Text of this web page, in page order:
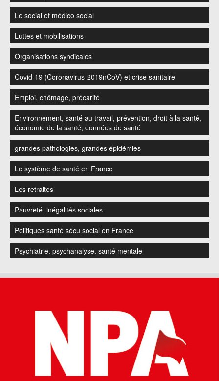
Le social et médico social
Luttes et mobilisations
Organisations syndicales
Covid-19 (Coronavirus-2019nCoV) et crise sanitaire
Emploi, chômage, précarité
Environnement, santé au travail, prévention, droit à la santé,
économie de la santé, données de santé
grandes pathologies, grandes épidémies
Le système de santé en France
Les retraites
Pauvreté, inégalités sociales
Politiques santé sécu social en France
Psychiatrie, psychanalyse, santé mentale